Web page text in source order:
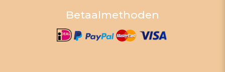
Betaalmethoden